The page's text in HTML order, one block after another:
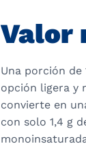
Valor
Una porción
opción ligera y
convierte en
con solo 1,4 g